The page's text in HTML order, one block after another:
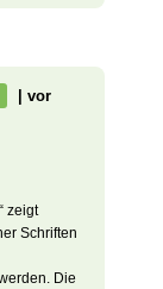
| vor
zeigt
Schriften
Die